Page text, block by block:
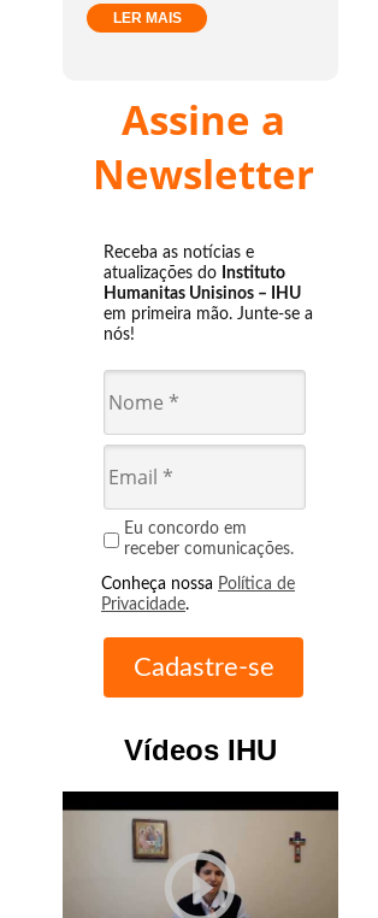
LER MAIS
Assine a
Newsletter
Receba as notícias e
atualizações do Instituto
Humanitas Unisinos – IHU
em primeira mão. Junte-se a
nós!
Eu concordo em
receber comunicações.
Conheça nossa Política de
Privacidade.
Vídeos IHU
play_circle_outline